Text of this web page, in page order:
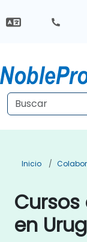
Inicio
Cursos
en